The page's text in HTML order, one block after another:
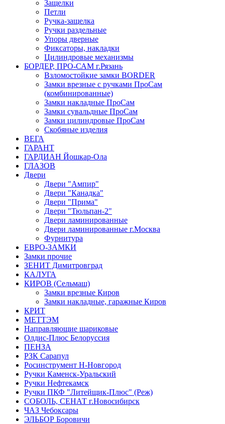
Защелки
Петли
Ручка-защелка
Ручки раздельные
Упоры дверные
Фиксаторы, накладки
Цилиндровые механизмы
БОРДЕР, ПРО-САМ г.Рязань
Взломостойкие замки BORDER
Замки врезные с ручками ПроСам
(комбинированные)
Замки накладные ПроСам
Замки сувальдные ПроСам
Замки цилиндровые ПроСам
Скобяные изделия
ВЕГА
ГАРАНТ
ГАРДИАН Йошкар-Ола
ГЛАЗОВ
Двери
Двери "Ампир"
Двери "Канадка"
Двери "Прима"
Двери "Тюльпан-2"
Двери ламинированные
Двери ламинированные г.Москва
Фурнитура
ЕВРО-ЗАМКИ
Замки прочие
ЗЕНИТ Димитровград
КАЛУГА
КИРОВ (Сельмаш)
Замки врезные Киров
Замки накладные, гаражные Киров
КРИТ
МЕТТЭМ
Направляющие шариковые
Олдис-Плюс Белоруссия
ПЕНЗА
РЗК Сарапул
Росинструмент Н-Новгород
Ручки Каменск-Уральский
Ручки Нефтекамск
Ручки ПКФ "Литейщик-Плюс" (Реж)
СОБОЛЬ, СЕНАТ г.Новосибирск
ЧАЗ Чебоксары
ЭЛЬБОР Боровичи